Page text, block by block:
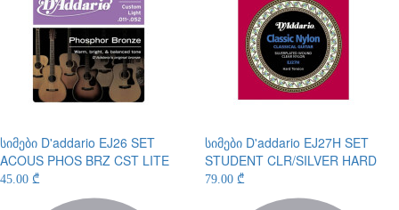
სიმები D'addario EJ26 SET
ACOUS PHOS BRZ CST LITE
45.00 ₾
სიმები D'addario EJ27H SET
STUDENT CLR/SILVER HARD
79.00 ₾